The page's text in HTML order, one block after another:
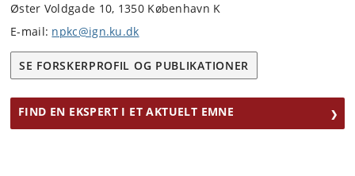
Øster Voldgade 10, 1350 København K
E-mail: npkc@ign.ku.dk
SE FORSKERPROFIL OG PUBLIKATIONER
FIND EN EKSPERT I ET AKTUELT EMNE